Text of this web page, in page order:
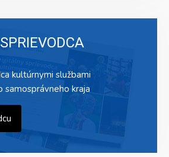
kultúrnymi službami
samosprávneho kraja